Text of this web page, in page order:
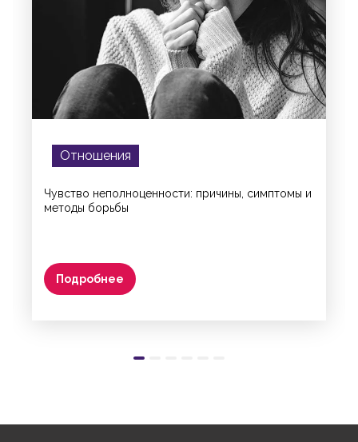
Отношения
Чувство неполноценности: причины, симптомы и
методы борьбы
Подробнее